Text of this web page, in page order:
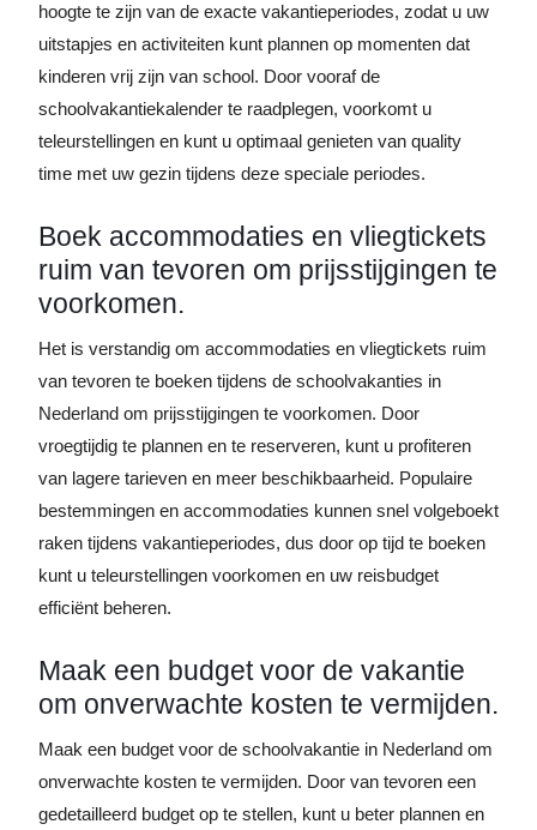
hoogte te zijn van de exacte vakantieperiodes, zodat u uw
uitstapjes en activiteiten kunt plannen op momenten dat
kinderen vrij zijn van school. Door vooraf de
schoolvakantiekalender te raadplegen, voorkomt u
teleurstellingen en kunt u optimaal genieten van quality
time met uw gezin tijdens deze speciale periodes.
Boek accommodaties en vliegtickets
ruim van tevoren om prijsstijgingen te
voorkomen.
Het is verstandig om accommodaties en vliegtickets ruim
van tevoren te boeken tijdens de schoolvakanties in
Nederland om prijsstijgingen te voorkomen. Door
vroegtijdig te plannen en te reserveren, kunt u profiteren
van lagere tarieven en meer beschikbaarheid. Populaire
bestemmingen en accommodaties kunnen snel volgeboekt
raken tijdens vakantieperiodes, dus door op tijd te boeken
kunt u teleurstellingen voorkomen en uw reisbudget
efficiënt beheren.
Maak een budget voor de vakantie
om onverwachte kosten te vermijden.
Maak een budget voor de schoolvakantie in Nederland om
onverwachte kosten te vermijden. Door van tevoren een
gedetailleerd budget op te stellen, kunt u beter plannen en